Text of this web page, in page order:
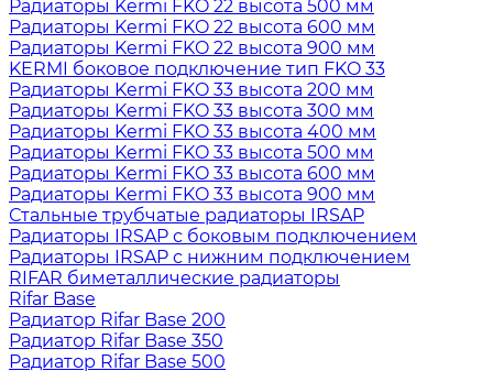
Радиаторы Kermi FKO 22 высота 500 мм
Радиаторы Kermi FKO 22 высота 600 мм
Радиаторы Kermi FKO 22 высота 900 мм
KERMI боковое подключение тип FKO 33
Радиаторы Kermi FKO 33 высота 200 мм
Радиаторы Kermi FKO 33 высота 300 мм
Радиаторы Kermi FKO 33 высота 400 мм
Радиаторы Kermi FKO 33 высота 500 мм
Радиаторы Kermi FKO 33 высота 600 мм
Радиаторы Kermi FKO 33 высота 900 мм
Стальные трубчатые радиаторы IRSAP
Радиаторы IRSAP с боковым подключением
Радиаторы IRSAP с нижним подключением
RIFAR биметаллические радиаторы
Rifar Base
Радиатор Rifar Base 200
Радиатор Rifar Base 350
Радиатор Rifar Base 500